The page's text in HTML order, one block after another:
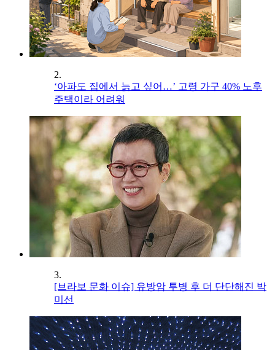
2.
‘아파도 집에서 늙고 싶어…’ 고령 가구 40% 노후
주택이라 어려워
3.
[브라보 문화 이슈] 유방암 투병 후 더 단단해진 박
미선